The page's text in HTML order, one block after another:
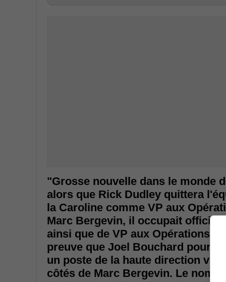
"Grosse nouvelle dans le monde
alors que Rick Dudley quittera
la Caroline comme VP aux
Marc Bergevin, il occupait
ainsi que de VP aux Opérations
preuve que Joel Bouchard
un poste de la haute direction
côtés de Marc Bergevin. Le nom